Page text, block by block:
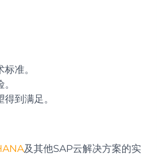
准。
到满足。
及其他SAP云解决方案的实